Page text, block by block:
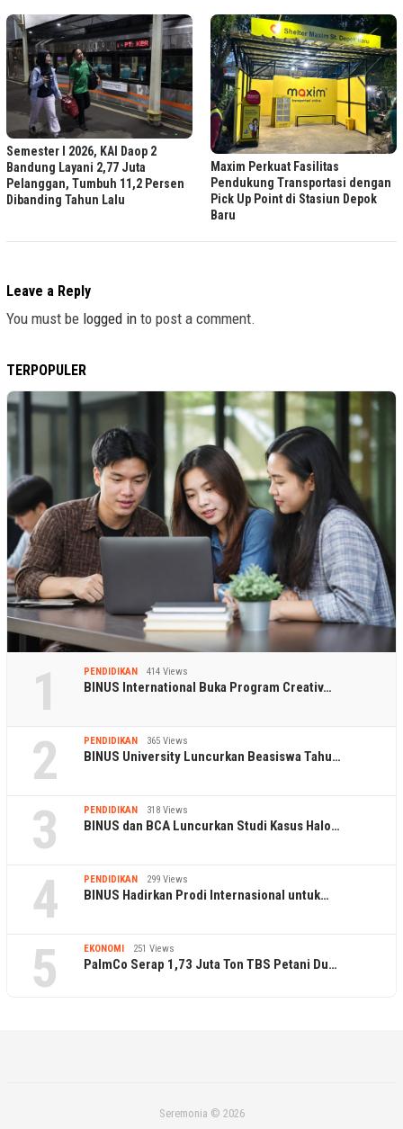
Semester I 2026, KAI Daop 2
Bandung Layani 2,77 Juta
Pelanggan, Tumbuh 11,2 Persen
Dibanding Tahun Lalu
Maxim Perkuat Fasilitas
Pendukung Transportasi dengan
Pick Up Point di Stasiun Depok
Baru
Leave a Reply
You must be logged in to post a comment.
TERPOPULER
1 PENDIDIKAN 414 Views
BINUS International Buka Program Creativ…
2 PENDIDIKAN 365 Views
BINUS University Luncurkan Beasiswa Tahu…
3 PENDIDIKAN 318 Views
BINUS dan BCA Luncurkan Studi Kasus Halo…
4 PENDIDIKAN 299 Views
BINUS Hadirkan Prodi Internasional untuk…
5 EKONOMI 251 Views
PalmCo Serap 1,73 Juta Ton TBS Petani Du…
Seremonia © 2026